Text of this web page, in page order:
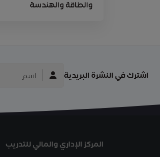
والطاقة والهندسة
اشترك في النشرة البريدية
المركز الإداري والمالي للتدريب